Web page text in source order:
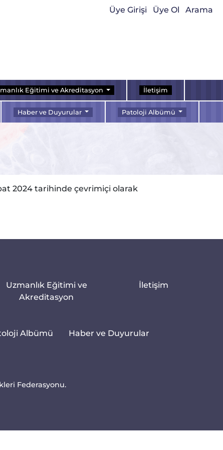
Üye Girişi Üye Ol Arama
Eğitimi ve Akreditasyon İletişim
Haber ve Duyurular Patoloji Albümü
2024 tarihinde çevrimiçi olarak
Uzmanlık Eğitimi ve
Akreditasyon
İletişim
Albümü Haber ve Duyurular
Federasyonu.